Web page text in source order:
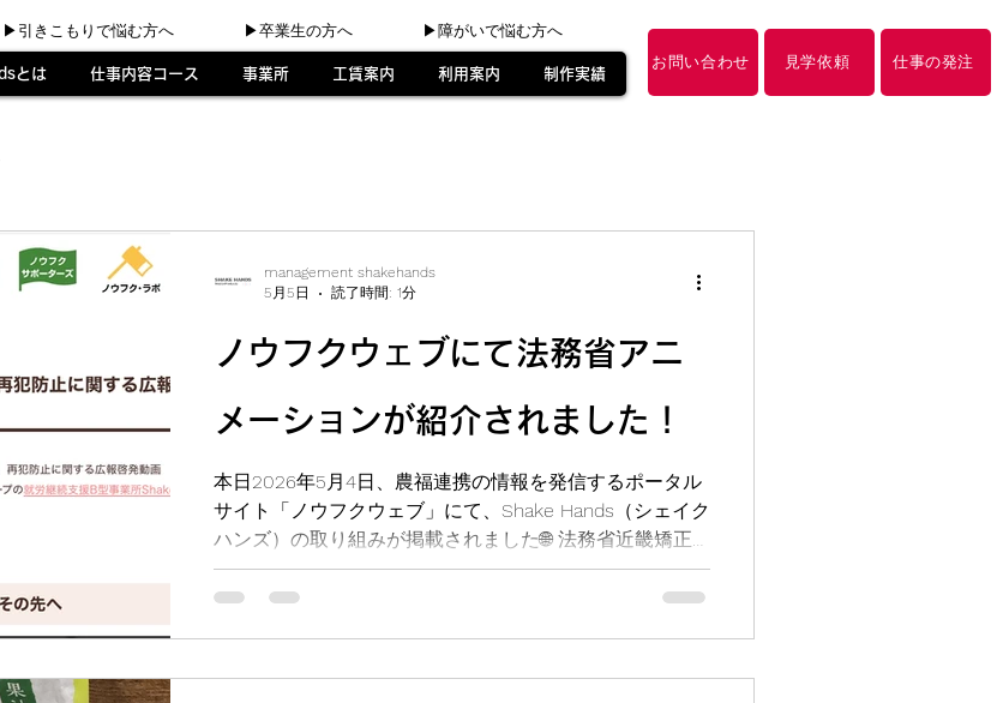
▶︎引きこもりで悩む方へ ▶︎卒業生の方へ ▶︎障がいで悩む方へ
とは 仕事内容コース 事業所 工賃案内 利用案内 制作実績
お問い合わせ 見学依頼 仕事の発注
ノウフクウェブにて法務省アニ
メーションが紹介されました！
本日2026年5月4日、農福連携の情報を発信するポータル
サイト「ノウフクウェブ」にて、Shake Hands（シェイク
ハンズ）の取り組みが掲載されました🌐 法務省近畿矯正
管区様よりご依頼いただき、当事業所が制作を担当した
「再犯防止啓発アニメーション」についてご紹介いただ
掲載情報について 掲載サイト： ノウフクウェブ（農福連
management shakehands
5月5日
読了時間: 1分